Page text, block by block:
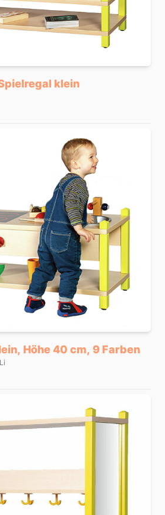
klein
Höhe 40 cm, 9 Farben